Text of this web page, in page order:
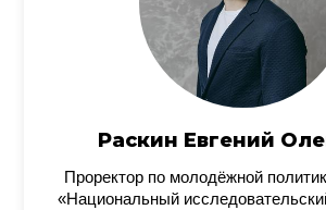
Раскин Евгений
Проректор по молодёжной
«Национальный